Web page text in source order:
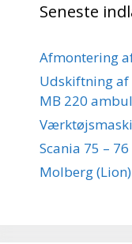
Seneste
Afmontering
Udskiftning
MB 220
Scania 75 –
Molberg (Lion)